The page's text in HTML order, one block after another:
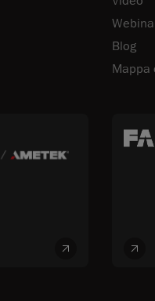
Blog
Mappa